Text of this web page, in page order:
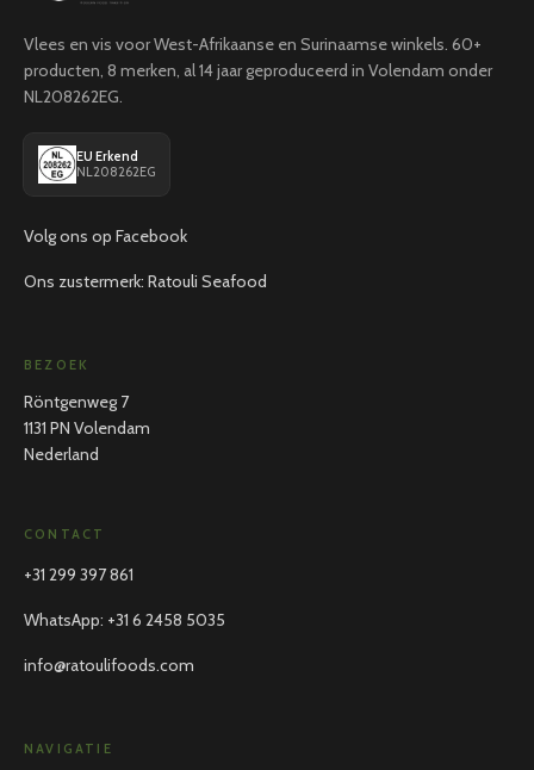
Vlees en vis voor West-Afrikaanse en Surinaamse winkels. 60+
producten, 8 merken, al 14 jaar geproduceerd in Volendam onder
NL208262EG.
EU Erkend
NL208262EG
Volg ons op Facebook
Ons zustermerk: Ratouli Seafood
BEZOEK
Röntgenweg 7
1131 PN Volendam
Nederland
CONTACT
+31 299 397 861
WhatsApp: +31 6 2458 5035
info@ratoulifoods.com
NAVIGATIE